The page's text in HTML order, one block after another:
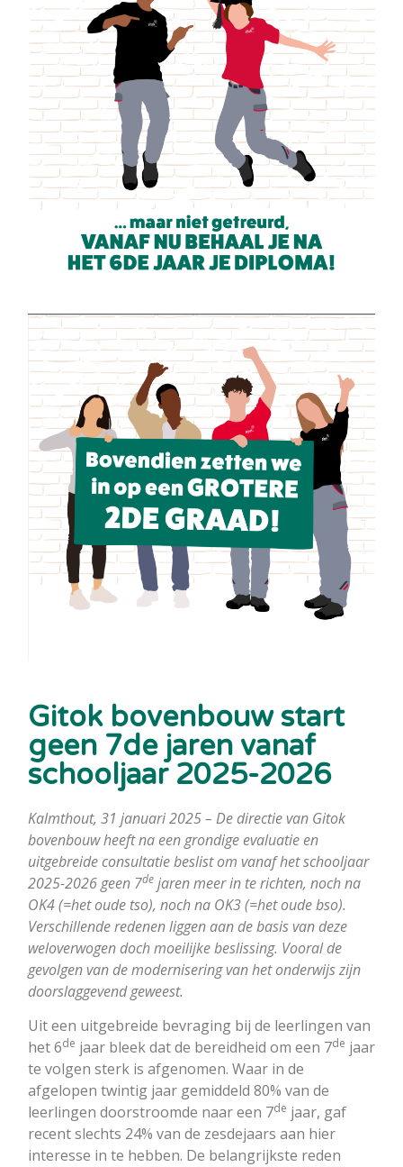
Gitok bovenbouw start
geen 7de jaren vanaf
schooljaar 2025-2026
Kalmthout, 31 januari 2025 – De directie van Gitok
bovenbouw heeft na een grondige evaluatie en
uitgebreide consultatie beslist om vanaf het schooljaar
2025-2026 geen 7de jaren meer in te richten, noch na
OK4 (=het oude tso), noch na OK3 (=het oude bso).
Verschillende redenen liggen aan de basis van deze
weloverwogen doch moeilijke beslissing. Vooral de
gevolgen van de modernisering van het onderwijs zijn
doorslaggevend geweest.
Uit een uitgebreide bevraging bij de leerlingen van
het 6de jaar bleek dat de bereidheid om een 7de jaar
te volgen sterk is afgenomen. Waar in de
afgelopen twintig jaar gemiddeld 80% van de
leerlingen doorstroomde naar een 7de jaar, gaf
recent slechts 24% van de zesdejaars aan hier
interesse in te hebben. De belangrijkste reden